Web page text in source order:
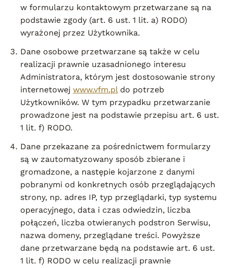
w formularzu kontaktowym przetwarzane są na
podstawie zgody (art. 6 ust. 1 lit. a) RODO)
wyrażonej przez Użytkownika.
Dane osobowe przetwarzane są także w celu
realizacji prawnie uzasadnionego interesu
Administratora, którym jest dostosowanie strony
internetowej www.vfm.pldo potrzeb
Użytkowników. W tym przypadku przetwarzanie
prowadzone jest na podstawie przepisu art. 6 ust.
1 lit. f) RODO.
Dane przekazane za pośrednictwem formularzy
są w zautomatyzowany sposób zbierane i
gromadzone, a następie kojarzone z danymi
pobranymi od konkretnych osób przeglądających
strony, np. adres IP, typ przeglądarki, typ systemu
operacyjnego, data i czas odwiedzin, liczba
połączeń, liczba otwieranych podstron Serwisu,
nazwa domeny, przeglądane treści. Powyższe
dane przetwarzane będą na podstawie art. 6 ust.
1 lit. f) RODO w celu realizacji prawnie